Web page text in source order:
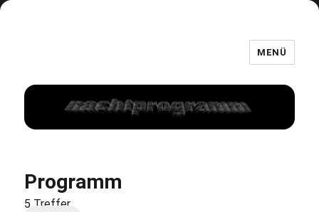
MENÜ
Programm
5 Treffer